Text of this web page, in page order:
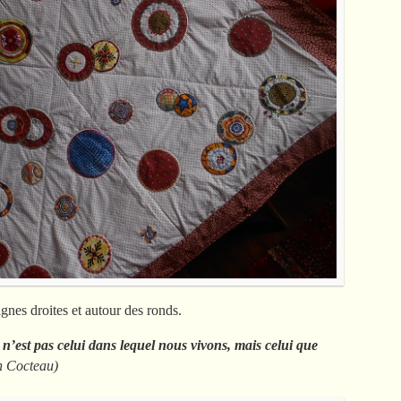
droites et autour des ronds.
pas celui dans lequel nous vivons, mais celui que
Cocteau)